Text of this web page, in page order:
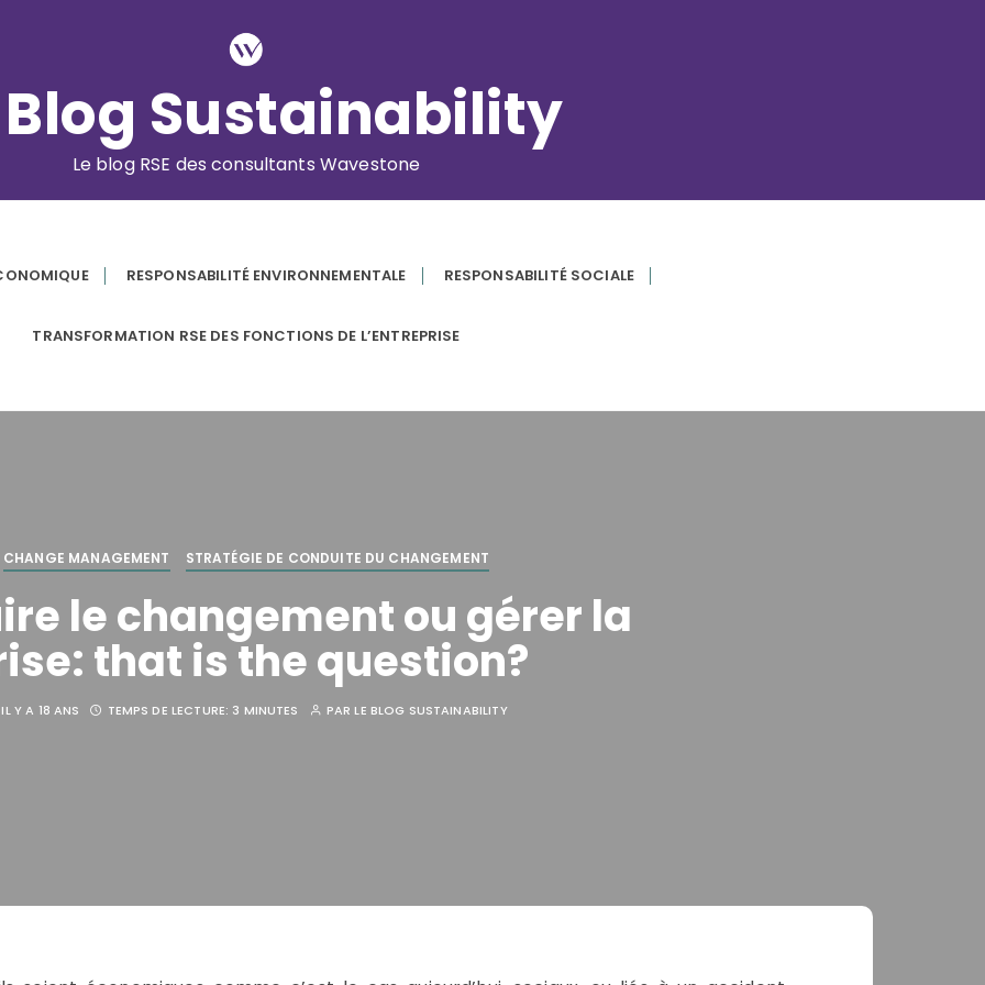
Blog Sustainability
Le blog RSE des consultants Wavestone
RESPONSABILITÉ ENVIRONNEMENTALE RESPONSABILITÉ SOCIALE
TRANSFORMATION RSE DES FONCTIONS DE L’ENTREPRISE
CHANGE MANAGEMENT STRATÉGIE DE CONDUITE DU CHANGEMENT
le changement ou gérer la
that is the question?
IL Y A 18 ANS TEMPS DE LECTURE: 3 MINUTES PARLE BLOG SUSTAINABILITY